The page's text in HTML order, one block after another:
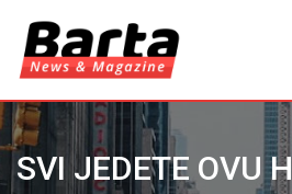
content
SVI JEDETE OVU